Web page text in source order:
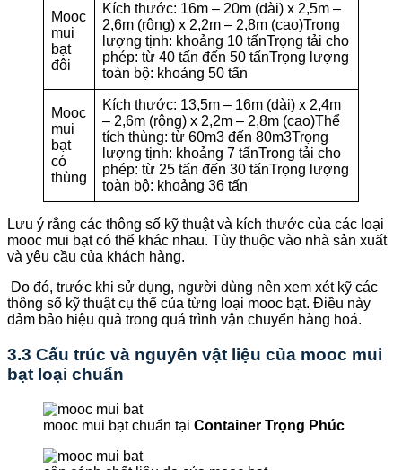
Mooc
mui
bạt
đôi
Kích thước: 16m – 20m (dài) x 2,5m –
2,6m (rộng) x 2,2m – 2,8m (cao)Trọng
lượng tịnh: khoảng 10 tấnTrọng tải cho
phép: từ 40 tấn đến 50 tấnTrọng lượng
toàn bộ: khoảng 50 tấn
Mooc
mui
bạt
có
thùng
Kích thước: 13,5m – 16m (dài) x 2,4m
– 2,6m (rộng) x 2,2m – 2,8m (cao)Thể
tích thùng: từ 60m3 đến 80m3Trọng
lượng tịnh: khoảng 7 tấnTrọng tải cho
phép: từ 25 tấn đến 30 tấnTrọng lượng
toàn bộ: khoảng 36 tấn
Lưu ý rằng các thông số kỹ thuật và kích thước của các loại
mooc mui bạt có thể khác nhau. Tùy thuộc vào nhà sản xuất
và yêu cầu của khách hàng.
Do đó, trước khi sử dụng, người dùng nên xem xét kỹ các
thông số kỹ thuật cụ thể của từng loại mooc bạt. Điều này
đảm bảo hiệu quả trong quá trình vận chuyển hàng hoá.
3.3 Cấu trúc và nguyên vật liệu của mooc mui
bạt loại chuẩn
mooc mui bạt chuẩn tại Container Trọng Phúc